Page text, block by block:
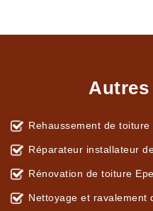
Autres
Rehaussement de toiture
Réparateur installateur
Rénovation de toiture
Nettoyage et ravalement